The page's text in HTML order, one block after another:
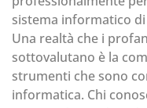
sistema informatico
Una realtà che i
sottovalutano è la
strumenti che sono
informatica. Chi